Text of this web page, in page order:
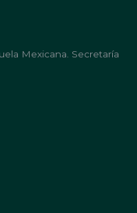
Mexicana. Secretaría